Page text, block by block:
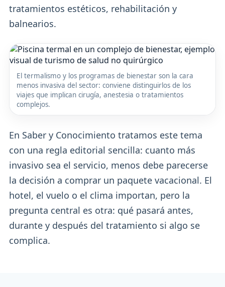
tratamientos estéticos, rehabilitación y
balnearios.
El termalismo y los programas de bienestar son la cara
menos invasiva del sector: conviene distinguirlos de los
viajes que implican cirugía, anestesia o tratamientos
complejos.
En Saber y Conocimiento tratamos este tema
con una regla editorial sencilla: cuanto más
invasivo sea el servicio, menos debe parecerse
la decisión a comprar un paquete vacacional. El
hotel, el vuelo o el clima importan, pero la
pregunta central es otra: qué pasará antes,
durante y después del tratamiento si algo se
complica.